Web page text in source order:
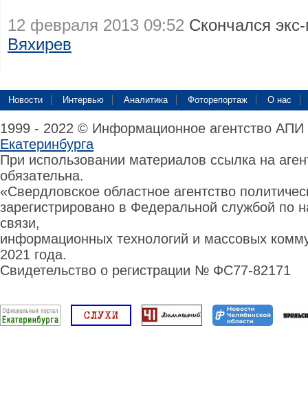
12 февраля 2013 09:52 Скончался
Вяхирев
Новости Интервью Аналитика Фоторепортаж О нас
1999 - 2022 © Информационное агентство
Екатеринбурга
При использовании материалов ссылка на
обязательна.
«Свердловское областное агентство
зарегистрировано в Федеральной службой по
связи,
информационных технологий и массовых
2021 года.
Свидетельство о регистрации № ФС77-82171